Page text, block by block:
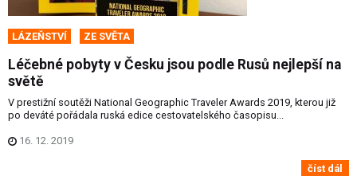
LÁZEŇSTVÍ ZE SVĚTA
Léčebné pobyty v Česku jsou podle Rusů nejlepší na
světě
V prestižní soutěži National Geographic Traveler Awards 2019, kterou již
po deváté pořádala ruská edice cestovatelského časopisu...
16. 12. 2019
číst dál